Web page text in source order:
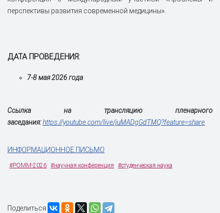
перспективы развития современной медицины».
ДАТА ПРОВЕДЕНИЯ:
7-8 мая 2026 года
Ссылка на трансляцию пленарного
заседания:https://youtube.com/live/juMADgGdTMQ?feature=share
ИНФОРМАЦИОННОЕ ПИСЬМО
#POMM-2026 #научная конференция #студенческая наука
Поделиться